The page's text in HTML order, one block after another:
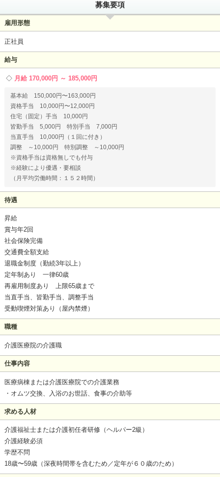
募集要項
雇用形態
正社員
給与
月給 170,000円 ～ 185,000円
基本給 150,000円〜163,000円
資格手当 10,000円〜12,000円
住宅（固定）手当 10,000円
皆勤手当 5,000円 特別手当 7,000円
当直手当 10,000円（１回に付き）
調整 ～10,000円 特別調整 ～10,000円
※資格手当は資格無しでも付与
※経験により優遇・要相談
（月平均労働時間：１５２時間）
待遇
昇給
賞与年2回
社会保険完備
交通費全額支給
退職金制度（勤続3年以上）
定年制あり 一律60歳
再雇用制度あり 上限65歳まで
当直手当、皆勤手当、調整手当
受動喫煙対策あり（屋内禁煙）
職種
介護医療院の介護職
仕事内容
医療病棟または介護医療院での介護業務
・オムツ交換、入浴のお世話、食事の介助等
求める人材
介護福祉士または介護初任者研修（ヘルパー2級）
介護経験必須
学歴不問
18歳〜59歳（深夜時間帯を含むため／定年が６０歳のため）